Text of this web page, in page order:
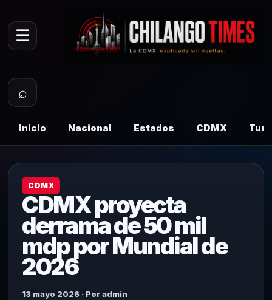
☰
⌕
Inicio Nacional Estados CDMX
CDMX
CDMX proyecta
derrama de 50 mil
mdp por Mundial de
2026
13 mayo 2026 · Por admin